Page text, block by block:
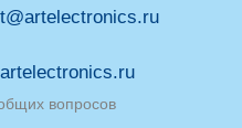
вопросов